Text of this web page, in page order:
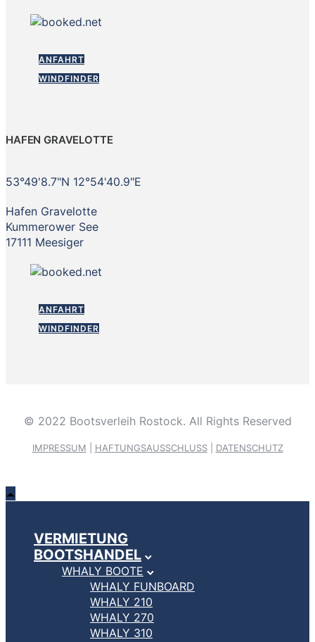
ANFAHRT
WINDFINDER
HAFEN GRAVELOTTE
53°49'8.7"N 12°54'40.9"E
Hafen Gravelotte
Kummerower See
17111 Meesiger
ANFAHRT
WINDFINDER
© 2022 Bootsverleih Rostock. All Rights Reserved
IMPRESSUM HAFTUNGSAUSSCHLUSS| DATENSCHUTZ
VERMIETUNG
BOOTSHANDEL
WHALY BOOTE
WHALY FUNBOARD
WHALY 210
WHALY 270
WHALY 310